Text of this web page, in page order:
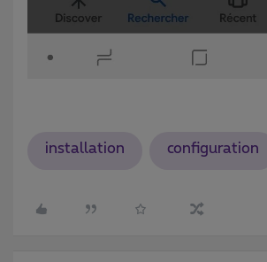
installation configuration